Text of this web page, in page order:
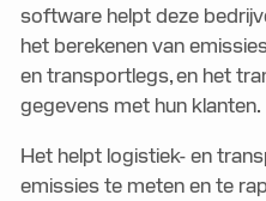
software helpt deze
het berekenen van
en transportlegs, en het
gegevens met hun klanten.
Het helpt logistiek- en
emissies te meten en te